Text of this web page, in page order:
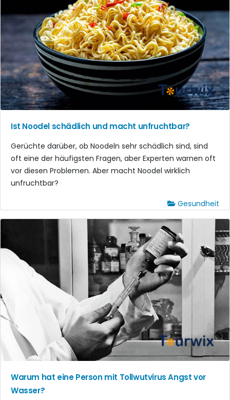
Ist Noodel schädlich und macht unfruchtbar?
Gerüchte darüber, ob Noodeln sehr schädlich sind, sind
oft eine der häufigsten Fragen, aber Experten warnen oft
vor diesen Problemen. Aber macht Noodel wirklich
unfruchtbar?
Gesundheit
Warum hat eine Person mit Tollwutvirus Angst vor
Wasser?